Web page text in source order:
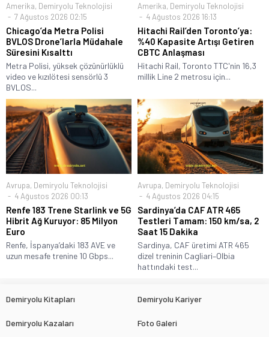
Amerika, Demiryolu Teknolojisi
7 Ağustos 2026 02:15
Chicago’da Metra Polisi
BVLOS Drone’larla Müdahale
Süresini Kısalttı
Metra Polisi, yüksek çözünürlüklü
video ve kızılötesi sensörlü 3
BVLOS...
Amerika, Demiryolu Teknolojisi
4 Ağustos 2026 16:13
Hitachi Rail’den Toronto’ya:
%40 Kapasite Artışı Getiren
CBTC Anlaşması
Hitachi Rail, Toronto TTC'nin 16,3
millik Line 2 metrosu için...
Avrupa, Demiryolu Teknolojisi
4 Ağustos 2026 00:13
Renfe 183 Trene Starlink ve 5G
Hibrit Ağ Kuruyor: 85 Milyon
Euro
Renfe, İspanya’daki 183 AVE ve
uzun mesafe trenine 10 Gbps...
Avrupa, Demiryolu Teknolojisi
4 Ağustos 2026 04:15
Sardinya’da CAF ATR 465
Testleri Tamam: 150 km/sa, 2
Saat 15 Dakika
Sardinya, CAF üretimi ATR 465
dizel treninin Cagliari–Olbia
hattındaki test...
Demiryolu Kitapları Demiryolu Kariyer
Demiryolu Kazaları Foto Galeri